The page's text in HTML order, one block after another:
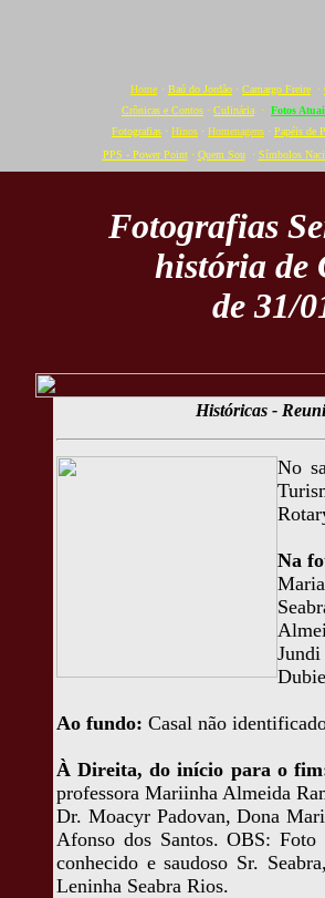
Home · Baú do Jordão · Camargo Freire ·
Crônicas e Contos · Culinária · Fotos
Fotografias · Hinos · Homenagens · Papéis de
PPS - Power Point· Quem Sou· Símbolos
Fotografias
história de
de 31/
Históricas -
No
Na
Ao fundo: Casal não
À Direita, do início para o
professora Mariinha Almeida
Dr. Moacyr Padovan, Dona
Afonso dos Santos. OBS:
conhecido e saudoso Sr.
Leninha Seabra Rios.